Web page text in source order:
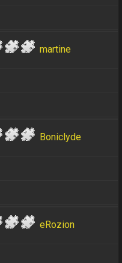
martine
Boniclyde
eRozion